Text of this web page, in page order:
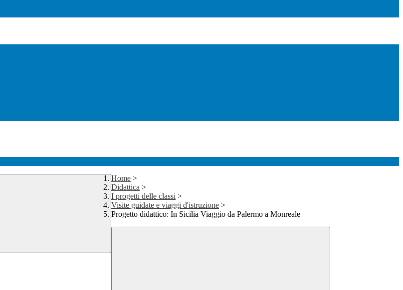
Home >
Didattica >
I progetti delle classi >
Visite guidate e viaggi d'istruzione >
Progetto didattico: In Sicilia Viaggio da Palermo a Monreale